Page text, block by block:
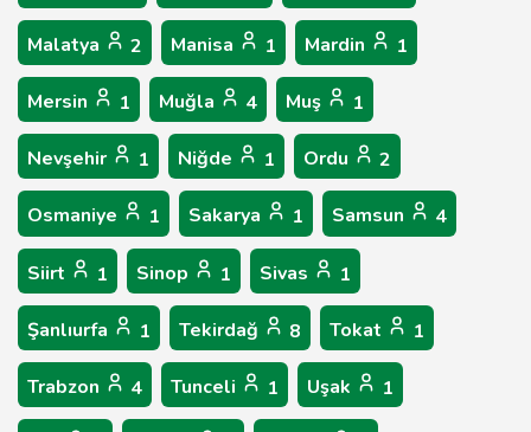
Malatya 2 Manisa 1 Mardin 1
Mersin 1 Muğla 4 Muş 1
Nevşehir 1 Niğde 1 Ordu 2
Osmaniye 1 Sakarya 1 Samsun 4
Siirt 1 Sinop 1 Sivas 1
Şanlıurfa 1 Tekirdağ 8 Tokat 1
Trabzon 4 Tunceli 1 Uşak 1